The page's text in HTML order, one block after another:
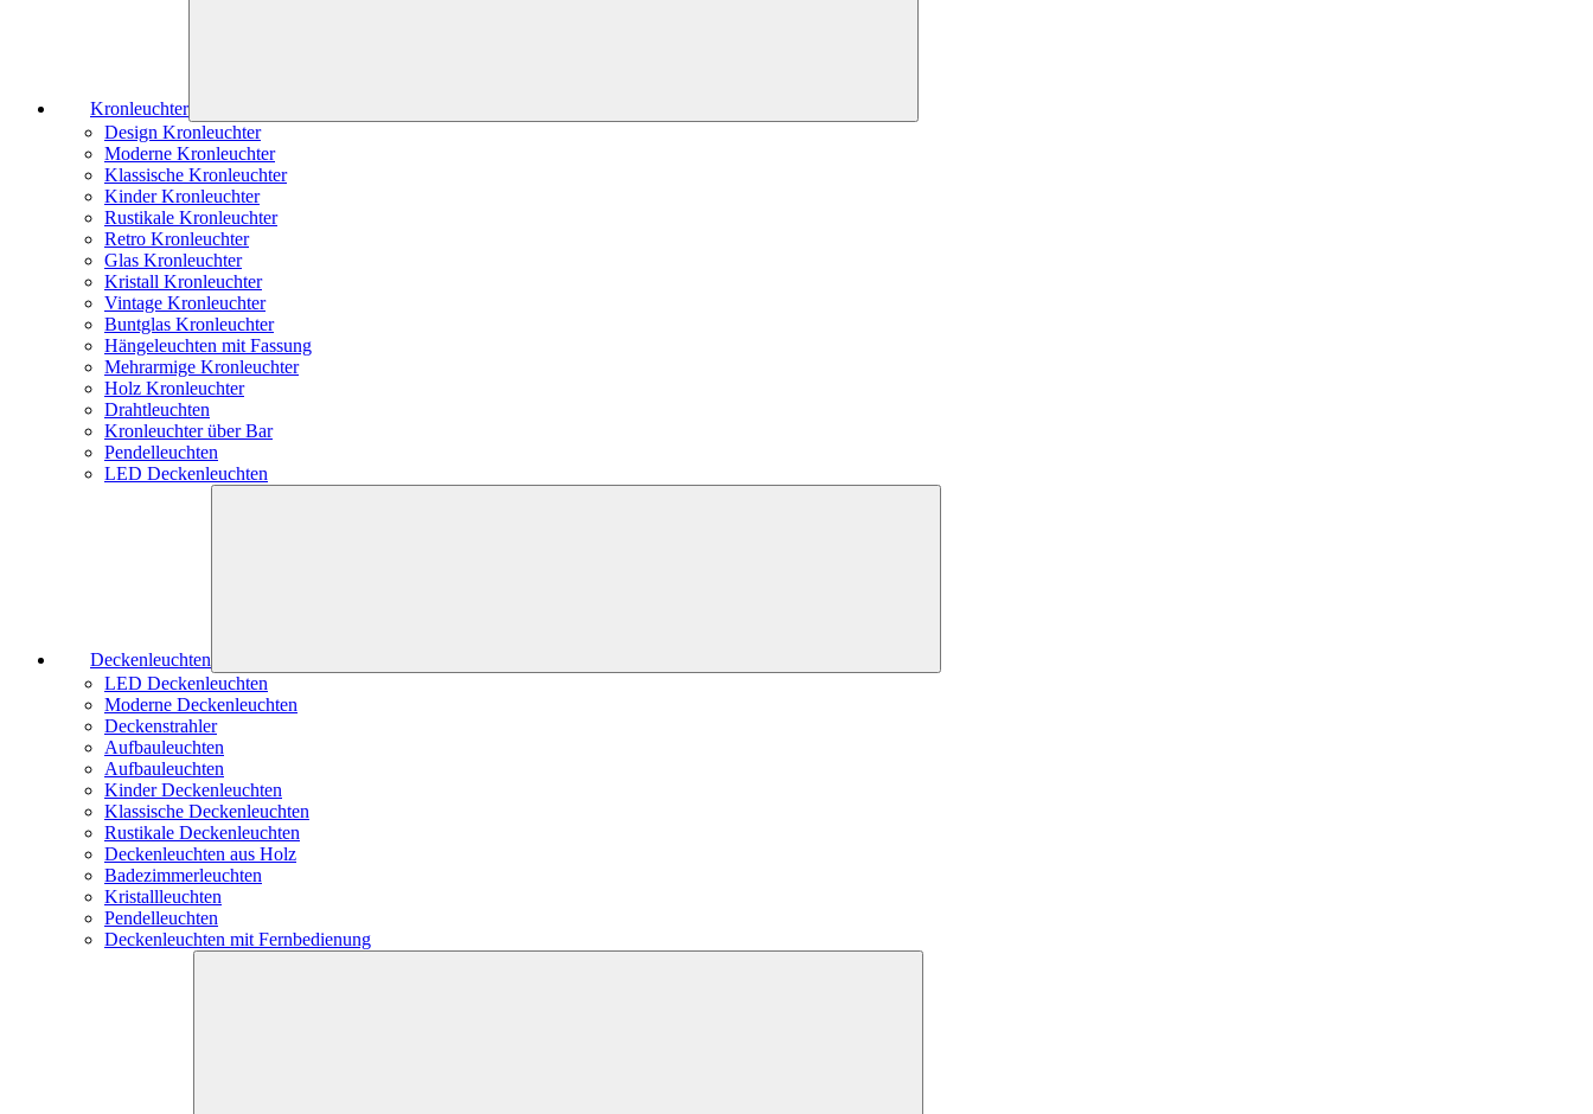
Kronleuchter
Design Kronleuchter
Moderne Kronleuchter
Klassische Kronleuchter
Kinder Kronleuchter
Rustikale Kronleuchter
Retro Kronleuchter
Glas Kronleuchter
Kristall Kronleuchter
Vintage Kronleuchter
Buntglas Kronleuchter
Hängeleuchten mit Fassung
Mehrarmige Kronleuchter
Holz Kronleuchter
Drahtleuchten
Kronleuchter über Bar
Pendelleuchten
LED Deckenleuchten
Deckenleuchten
LED Deckenleuchten
Moderne Deckenleuchten
Deckenstrahler
Aufbauleuchten
Aufbauleuchten
Kinder Deckenleuchten
Klassische Deckenleuchten
Rustikale Deckenleuchten
Deckenleuchten aus Holz
Badezimmerleuchten
Kristallleuchten
Pendelleuchten
Deckenleuchten mit Fernbedienung